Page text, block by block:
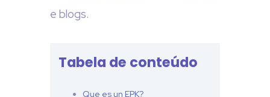
e blogs.
Tabela de conteúdo
Que es un EPK?